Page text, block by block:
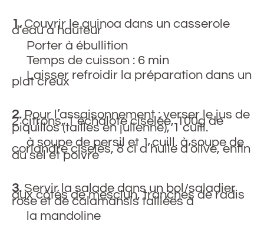
1.Couvrir le quinoa dans un casserole
d’eau à hauteur
Porter à ébullition
Temps de cuisson : 6 min
Laisser refroidir la préparation dans un
plat creux
2.Pour l’assaisonnement : verser le jus de
2 citrons, 1 échalote ciselée, 100g de
piquillos (taillés en julienne), 1 cuill.
à soupe de persil et 1 cuill. à soupe de
coriandre ciselés, 8 cl d’huile d’olive, enfin
du sel et poivre
3.Servir la salade dans un bol/saladier
aux côtés de mesclun, tranches de radis
rose et de calamansis taillées à
la mandoline